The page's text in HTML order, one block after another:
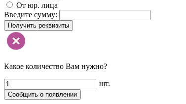
От юр. лица
Введите сумму:
Получить реквизиты
Какое количество Вам нужно?
шт.
Сообщить о появлении